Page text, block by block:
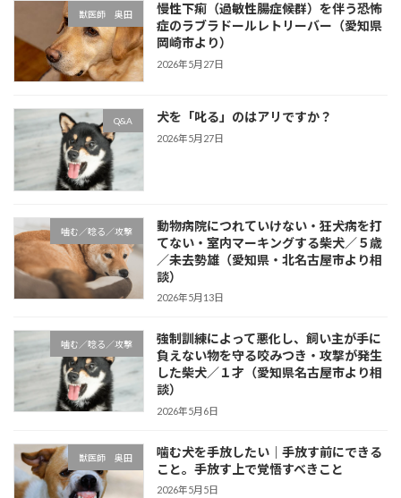
獣医師 奥田
慢性下痢（過敏性腸症候群）を伴う恐怖
症のラブラドールレトリーバー（愛知県
岡崎市より）
2026年5月27日
Q&A 犬を「叱る」のはアリですか？
2026年5月27日
噛む／唸る／攻撃
動物病院につれていけない・狂犬病を打
てない・室内マーキングする柴犬／５歳
／未去勢雄（愛知県・北名古屋市より相
談）
2026年5月13日
噛む／唸る／攻撃
強制訓練によって悪化し、飼い主が手に
負えない物を守る咬みつき・攻撃が発生
した柴犬／１才（愛知県名古屋市より相
談）
2026年5月6日
獣医師 奥田
噛む犬を手放したい｜手放す前にできる
こと。手放す上で覚悟すべきこと
2026年5月5日